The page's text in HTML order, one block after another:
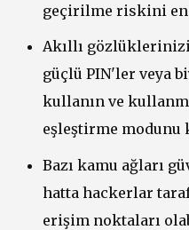
geçirilme riskini
Akıllı
güçlü PIN'ler veya
kullanın ve
eşleştirme modunu
Bazı kamu ağları
hatta hackerlar
erişim noktaları